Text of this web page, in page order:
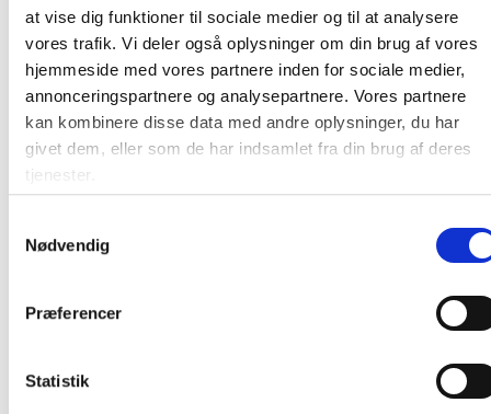
at vise dig funktioner til sociale medier og til at analysere
vores trafik. Vi deler også oplysninger om din brug af vores
hjemmeside med vores partnere inden for sociale medier,
annonceringspartnere og analysepartnere. Vores partnere
kan kombinere disse data med andre oplysninger, du har
givet dem, eller som de har indsamlet fra din brug af deres
tjenester.
Nødvendig
Præferencer
Statistik
Rumindhold, brutto:21 cl
Certifikater: Til fødevarer
Direktiver, regulativer, forordninger etc.:
Fødevaregodkendt iht. 1935/2004/EU
Anvendelsestemperatur
: -20°C - +100°C
Palle:
Producent: